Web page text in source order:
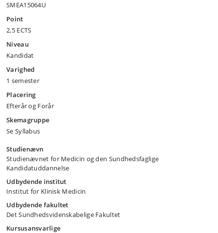
SMEA15064U
Point
2,5 ECTS
Niveau
Kandidat
Varighed
1 semester
Placering
Efterår og Forår
Skemagruppe
Se Syllabus
Studienævn
Studienævnet for Medicin og den Sundhedsfaglige
Kandidatuddannelse
Udbydende institut
Institut for Klinisk Medicin
Udbydende fakultet
Det Sundhedsvidenskabelige Fakultet
Kursusansvarlige